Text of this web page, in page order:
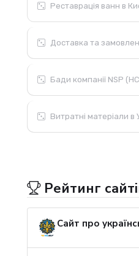
Реставрація ванн в
Доставка та
Бади компанії NSP
Витратні матеріали в
Рейтинг
Сайт про